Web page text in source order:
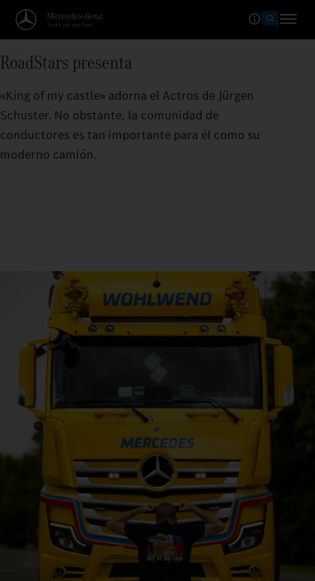
RoadStars presenta
«King of my castle» adorna el Actros de Jürgen
Schuster. No obstante, la comunidad de
conductores es tan importante para él como su
moderno camión.